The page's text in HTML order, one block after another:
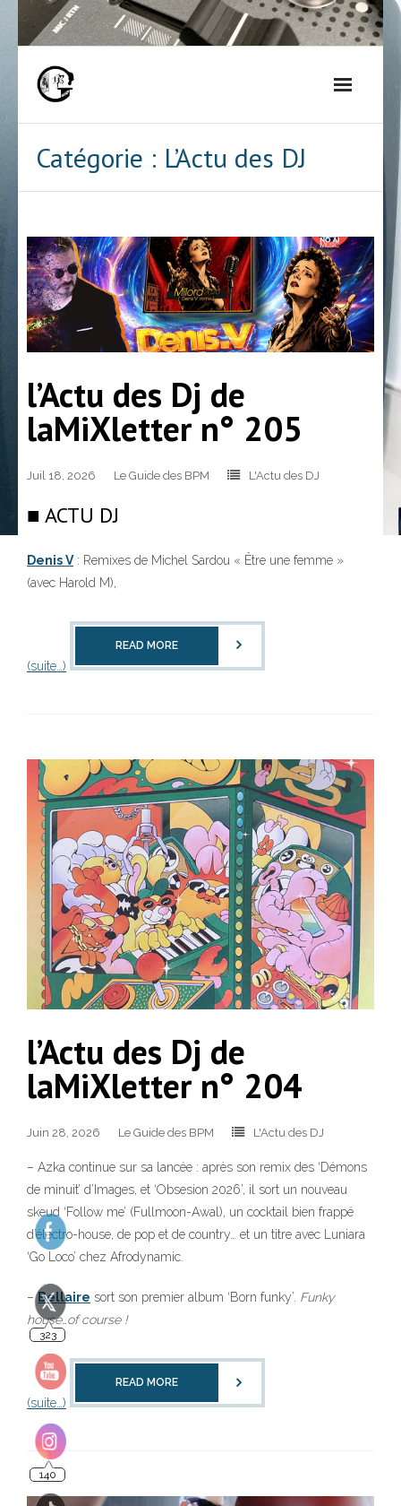
Skip
Catégorie : L’Actu des DJ
l’Actu des Dj de
laMiXletter n° 205
Juil 18, 2026 Le Guide des BPM L'Actu des DJ
■ ACTU DJ
Denis V: Remixes de Michel Sardou « Être une femme »
(avec Harold M),
(suite…)
READ MORE
l’Actu des Dj de
laMiXletter n° 204
Juin 28, 2026 Le Guide des BPM L'Actu des DJ
– Azka continue sur sa lancée : après son remix des ‘Démons
de minuit’ d’Images, et ‘Obsesion 2026’, il sort un nouveau
skeud ‘Follow me’ (Fullmoon-Awal), un cocktail bien frappé
d’électro-house, de pop et de country… et un titre avec Luniara
‘Go Loco’ chez Afrodynamic.
–Bellaire sort son premier album ‘Born funky’. Funky
house…of course !
(suite…)
READ MORE
323
10